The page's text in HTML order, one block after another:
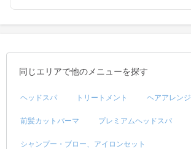
同じエリアで他のメニューを探す
ヘッドスパ トリートメント ヘアアレンジ
前髪カットパーマ プレミアムヘッドスパ
シャンプー・ブロー、アイロンセット